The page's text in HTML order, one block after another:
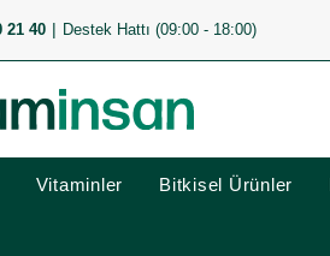
21 40 Destek Hattı (09:00 - 18:00)
Vitaminler Bitkisel Ürünler